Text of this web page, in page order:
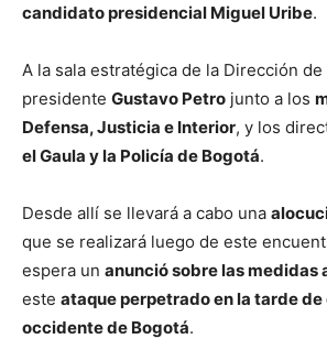
candidato presidencial Miguel Uribe.
A la sala estratégica de la Dirección
presidente Gustavo Petro junto a los
Defensa, Justicia e Interior, y los
el Gaula y la Policía de Bogotá.
Desde allí se llevará a cabo una
que se realizará luego de este
espera un anunció sobre las medidas
este ataque perpetrado en la tarde de
occidente de Bogotá.